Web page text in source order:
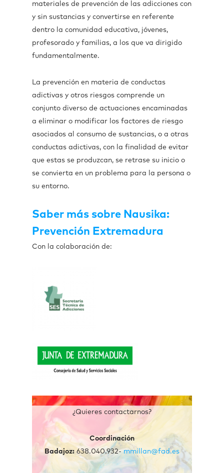
materiales de prevención de las adicciones con
y sin sustancias y convertirse en referente
dentro la comunidad educativa, jóvenes,
profesorado y familias, a los que va dirigido
fundamentalmente.
La prevención en materia de conductas
adictivas y otros riesgos comprende un
conjunto diverso de actuaciones encaminadas
a eliminar o modificar los factores de riesgo
asociados al consumo de sustancias, o a otras
conductas adictivas, con la finalidad de evitar
que estas se produzcan, se retrase su inicio o
se convierta en un problema para la persona o
su entorno.
Saber más sobre Nausika:
Prevención Extremadura
Con la colaboración de:
¿Quieres contactarnos?
Coordinación
Badajoz: 638.040.932-mmillan@fad.es